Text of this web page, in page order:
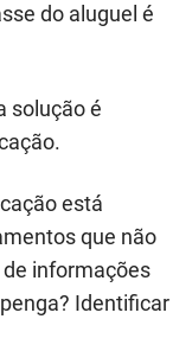
do aluguel é
solução é
está
que não
informações
Identificar